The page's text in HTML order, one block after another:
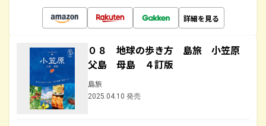
詳細を見る
０８ 地球の歩き方 島旅 小笠原
父島 母島 ４訂版
島旅
2025.04.10 発売